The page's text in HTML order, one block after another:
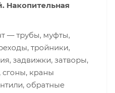
Накопительная
— трубы, муфты,
тройники,
задвижки, затворы,
сгоны, краны
обратные